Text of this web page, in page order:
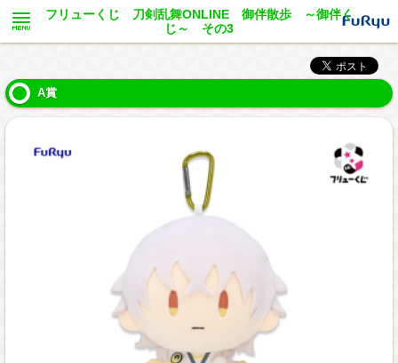
フリューくじ 刀剣乱舞ONLINE 御伴散歩 ～御伴く
じ～ その3
A賞